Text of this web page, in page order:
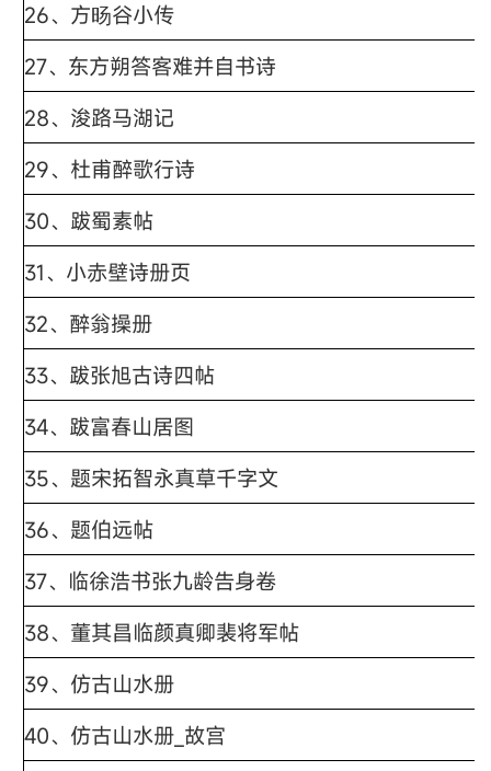
26、方旸谷小传
27、东方朔答客难并自书诗
28、浚路马湖记
29、杜甫醉歌行诗
30、跋蜀素帖
31、小赤壁诗册页
32、醉翁操册
33、跋张旭古诗四帖
34、跋富春山居图
35、题宋拓智永真草千字文
36、题伯远帖
37、临徐浩书张九龄告身卷
38、董其昌临颜真卿裴将军帖
39、仿古山水册
40、仿古山水册_故宫